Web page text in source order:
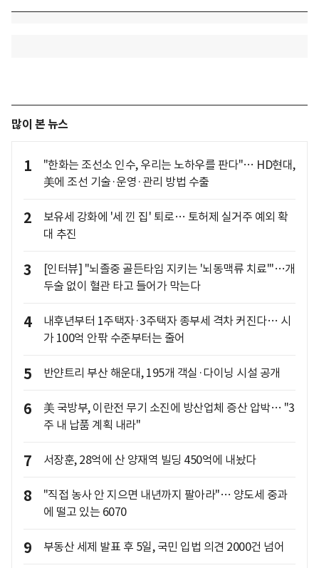
많이 본 뉴스
1
"한화는 조선소 인수, 우리는 노하우를 판다"… HD현대,
美에 조선 기술·운영·관리 방법 수출
2
보유세 강화에 '세 낀 집' 퇴로… 토허제 실거주 예외 확
대 추진
3
[인터뷰] "뇌졸중 골든타임 지키는 '뇌동맥류 치료'"…개
두술 없이 혈관 타고 들어가 막는다
4
내후년부터 1주택자·3주택자 종부세 격차 커진다… 시
가 100억 안팎 수준부터는 줄어
5 반얀트리 부산 해운대, 195개 객실·다이닝 시설 공개
6
美 국방부, 이란전 무기 소진에 방산업체 증산 압박… "3
주 내 납품 계획 내라"
7 서장훈, 28억에 산 양재역 빌딩 450억에 내놨다
8
"직접 농사 안 지으면 내년까지 팔아라"… 양도세 중과
에 떨고 있는 6070
9 부동산 세제 발표 후 5일, 국민 입법 의견 2000건 넘어